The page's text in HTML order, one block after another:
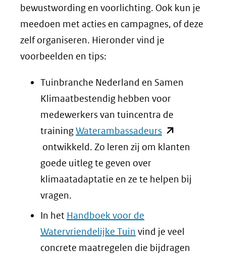
bewustwording en voorlichting. Ook kun je
meedoen met acties en campagnes, of deze
zelf organiseren. Hieronder vind je
voorbeelden en tips:
Tuinbranche Nederland en Samen
Klimaatbestendig hebben voor
medewerkers van tuincentra de
trainingWaterambassadeurs(opent
in
venster)
een
andere
ontwikkeld. Zo leren zij om klanten
goede uitleg te geven over
klimaatadaptatie en ze te helpen bij
vragen.
In het Handboek voor de
Watervriendelijke Tuin vind je veel
concrete maatregelen die bijdragen